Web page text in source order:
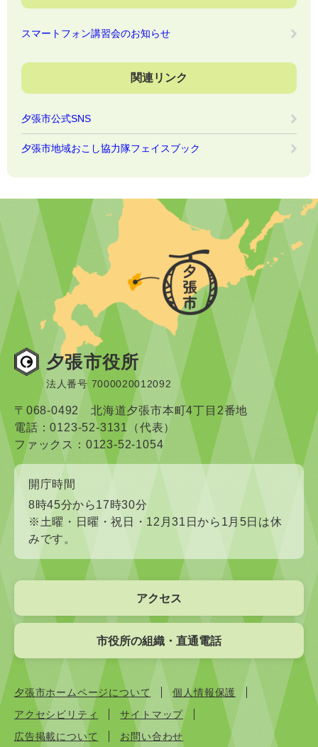
スマートフォン講習会のお知らせ
関連リンク
夕張市公式SNS
夕張市地域おこし協力隊フェイスブック
夕張市役所
法人番号 7000020012092
〒068-0492 北海道夕張市本町4丁目2番地
電話：0123-52-3131（代表）
ファックス：0123-52-1054
開庁時間
8時45分から17時30分
※土曜・日曜・祝日・12月31日から1月5日は休
みです。
アクセス
市役所の組織・直通電話
夕張市ホームページについて
個人情報保護
アクセシビリティ
サイトマップ
広告掲載について
お問い合わせ